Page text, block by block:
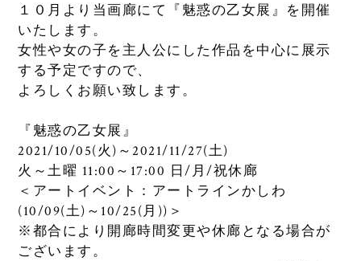
１０月より当画廊にて『魅惑の乙女展』を開催
いたします。
女性や女の子を主人公にした作品を中心に展示
する予定ですので、
よろしくお願い致します。
『魅惑の乙女展』
2021/10/05(火)～2021/11/27(土)
火～土曜 11:00～17:00 日/月/祝休廊
＜アートイベント：アートラインかしわ
(10/09(土)～10/25(月))＞
※都合により開廊時間変更や休廊となる場合が
ございます。